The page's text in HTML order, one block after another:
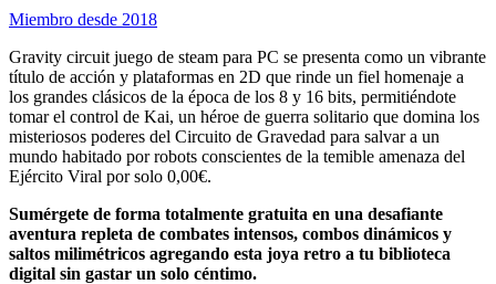
Miembro desde 2018
Gravity circuit juego de steam para PC se presenta como un vibrante
título de acción y plataformas en 2D que rinde un fiel homenaje a
los grandes clásicos de la época de los 8 y 16 bits, permitiéndote
tomar el control de Kai, un héroe de guerra solitario que domina los
misteriosos poderes del Circuito de Gravedad para salvar a un
mundo habitado por robots conscientes de la temible amenaza del
Ejército Viral por solo 0,00€.
Sumérgete de forma totalmente gratuita en una desafiante
aventura repleta de combates intensos, combos dinámicos y
saltos milimétricos agregando esta joya retro a tu biblioteca
digital sin gastar un solo céntimo.